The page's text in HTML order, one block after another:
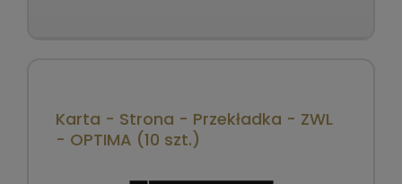
Karta - Strona - Przekładka - ZWL
- OPTIMA (10 szt.)